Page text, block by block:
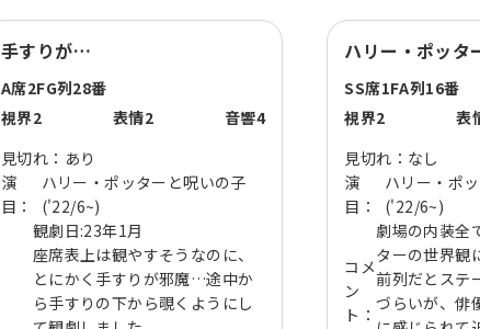
手すりが…
A席2FG列28番
視界2 表情2 音響4
見切れ： あり
演
目：
ハリー・ポッターと呪いの子
('22/6~)
観劇日:23年1月
座席表上は観やすそうなのに、
とにかく手すりが邪魔…途中か
ら手すりの下から覗くようにし
ハリー・ポッタ
SS席1FA列16番
視界2 表
見切れ： なし
演
目：
ハリー・ポ
('22/6~)
コメ
ン
ト：
劇場の内装全
ターの世界観
前列だとステ
づらいが、俳